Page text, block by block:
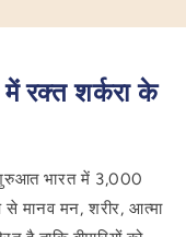
रक्त शर्करा के
शुरुआत भारत में 3,000
मानव मन, शरीर, आत्मा